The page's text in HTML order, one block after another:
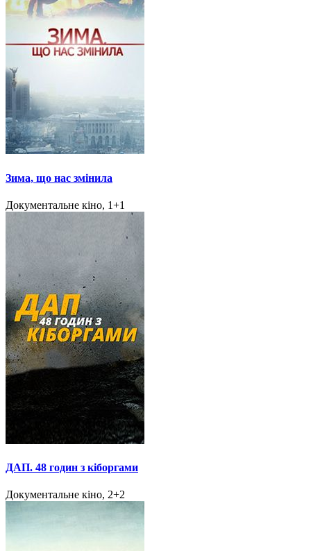
Зима, що нас змінила
Документальне кіно, 1+1
ДАП. 48 годин з кіборгами
Документальне кіно, 2+2